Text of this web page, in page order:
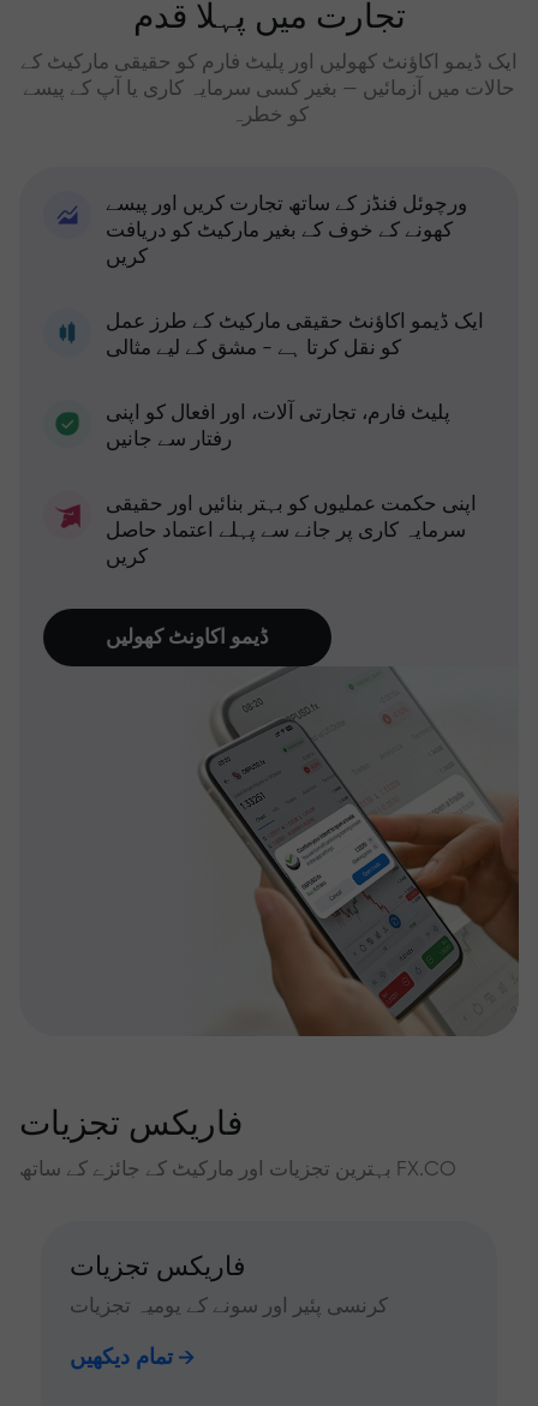
تجارت میں پہلا قدم
ایک ڈیمو اکاؤنٹ کھولیں اور پلیٹ فارم کو حقیقی مارکیٹ کے
حالات میں آزمائیں — بغیر کسی سرمایہ کاری یا آپ کے پیسے
کو خطرہ
ورچوئل فنڈز کے ساتھ تجارت کریں اور پیسے
کھونے کے خوف کے بغیر مارکیٹ کو دریافت
کریں
ایک ڈیمو اکاؤنٹ حقیقی مارکیٹ کے طرز عمل
کو نقل کرتا ہے - مشق کے لیے مثالی
پلیٹ فارم، تجارتی آلات، اور افعال کو اپنی
رفتار سے جانیں
اپنی حکمت عملیوں کو بہتر بنائیں اور حقیقی
سرمایہ کاری پر جانے سے پہلے اعتماد حاصل
کریں
ڈیمو اکاونٹ کھولیں
فاریکس تجزیات
بہترین تجزیات اور مارکیٹ کے جائزے کے ساتھ FX.CO
فاریکس تجزیات
کرنسی پئیر اور سونے کے یومیہ تجزیات
تمام دیکھیں